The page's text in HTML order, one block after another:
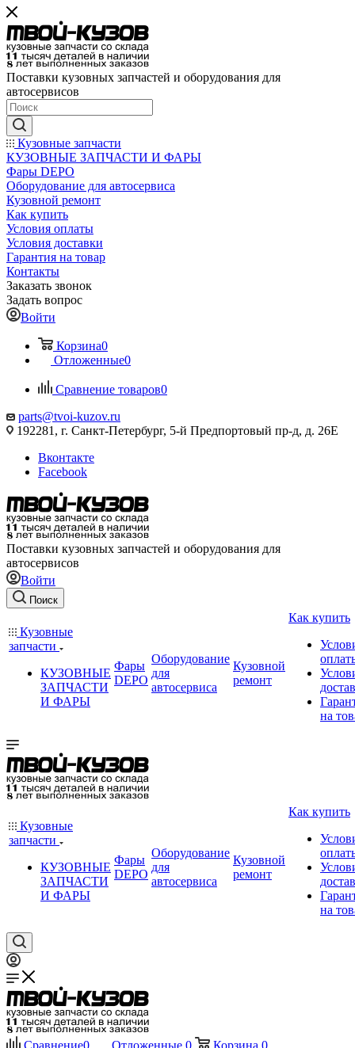
Поставки кузовных запчастей и оборудования для
автосервисов
Кузовные запчасти
КУЗОВНЫЕ ЗАПЧАСТИ И ФАРЫ
Фары DEPO
Оборудование для автосервиса
Кузовной ремонт
Как купить
Условия оплаты
Условия доставки
Гарантия на товар
Контакты
Заказать звонок
Задать вопрос
Войти
Корзина0
Отложенные0
Сравнение товаров0
parts@tvoi-kuzov.ru
192281, г. Санкт-Петербург, 5-й Предпортовый пр-д, д. 26Е
Вконтакте
Facebook
Поставки кузовных запчастей и оборудования для
автосервисов
Войти
Поиск
Кузовные
запчасти
КУЗОВНЫЕ
ЗАПЧАСТИ
И ФАРЫ
Фары
DEPO
Оборудование
для
автосервиса
Кузовной
ремонт
Как купить
на
Кузовные
запчасти
КУЗОВНЫЕ
ЗАПЧАСТИ
И ФАРЫ
Фары
DEPO
Оборудование
для
автосервиса
Кузовной
ремонт
Как купить
на
Сравнение0 Отложенные 0 Корзина 0